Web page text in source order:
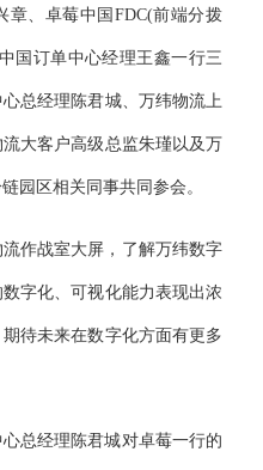
章、卓莓中国FDC(前端分拨
国订单中心经理王鑫一行三
总经理陈君城、万纬物流上
大客户高级总监朱瑾以及万
园区相关同事共同参会。
作战室大屏，了解万纬数字
字化、可视化能力表现出浓
待未来在数字化方面有更多
总经理陈君城对卓莓一行的